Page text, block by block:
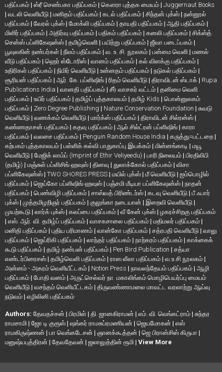
பதிப்பகம் | ஸ்ரீ செண்பகா பதிப்பகம் | கௌரா புத்தக மையம் | Juggernaut Books
| வடலி வெளியீடு | மனிதம் பதிப்பகம் | கடல் பதிப்பகம் | சிந்தன் புக்ஸ் | நன்னூல்
பதிப்பகம் | வேரல் புக்ஸ் | மோக்லி பதிப்பகம் | தாயதி பதிப்பகம் | ஆதி பதிப்பகம் |
மிளிர் பதிப்பகம் | அதிர்வு பதிப்பகம் | பதிகம் பதிப்பகம் | கனலி பதிப்பகம் | சிக்ஸ்த்
சென்ஸ் பப்ளிகேஷன்ஸ் | தமிழ்வெளி | பயிற்று பதிப்பகம் | ஜீவா படைப்பகம் |
பூவுலகின் நண்பர்கள் | நீலம் பதிப்பகம் | வ. உ. சி. நூலகம் | பன்மை வெளி | மணல்
வீடு பதிப்பகம் | ஹெர் ஸ்டோரிஸ் | வானம் பதிப்பகம் | கல் விளக்கு பதிப்பகம் |
உதிரிகள் பதிப்பகம் | நிமிர் வெளியீடு | உன்னதம் பதிப்பகம் | நடுகல் பதிப்பகம் |
சூரியன் பதிப்பகம் | ஆர். கே. பப்ளிஷிங் | ரிதம் வெளியீடு | திராவிடன் ஸ்டாக் | Rupa
Publications India | வானதி பதிப்பகம் | சீர் வாசகர் வட்டம் | தனிமை வெளி
பதிப்பகம் | உயிர் பதிப்பகம் | தமிழ்ப் புத்தகாலயம் | தமிழ் Kids | பொன்னுலகம்
பதிப்பகம் | Zero Degree Publishing | Nature Conservation Foundation | சுவடு
வெளியீடு | வணக்கம் வெளியீடு | மார்க்ஸ் பதிப்பகம் | திராவிடன் சில்ரன்ஸ் |
கண்ணதாசன் பதிப்பகம் | கதவு பதிப்பகம் | ஆல் சில்ட்ரன் பப்ளிஷிங் | காரா
பதிப்பகம் | வலசை பதிப்பகம் | Penguin Random House India | கருத்து=பட்டறை |
கற்பகம் புத்தகாலயம் | பள்ளிக் கல்வி பாதுகாப்பு இயக்கம் | மின்னங்காடி | மயூ
வெளியீடு | மேஜிக் லாம்ப் (Imprint of Ethir Veliyeedu) | பாரி நிலையம் | பிரதிலிபி
(தமிழ்) | மஞ்சுள் பப்ளிசிங் ஹவுஸ் | தினவு | துலாக்கோல் பதிப்பகம் | விசா
பப்ளிகேஷன்ஸ் | TWO SHORES PRESS | மயில் புக்ஸ் | மீ வெளியீடு | ஐம்பொழில்
பதிப்பகம் | ஜெய்கோ பப்ளிஷிங் ஹவுஸ் | பஞ்சமி மீடியா பப்ளிகேஷன்ஸ் | நாதன்
பதிப்பகம் | பெண்விழி பதிப்பகம் | சாஸ்வத் பிரிண்டர்ஸ் | கடவு வெளியீடு | பீ ஃபார்
புக்ஸ் | முத்தமிழறிஞர் பதிப்பகம் | குலுங்கா நடையான் | இறைவி வெளியீடு |
முயற்கூடு | லார்க் புக்ஸ் | கலப்பை பதிப்பகம் | வீ கேன் புக்ஸ் | ழகரச்சிறகு பதிப்பகம்
| எஸ். ஆர். வி. தமிழ்ப் பதிப்பகம் | வாசகசாலை பதிப்பகம் | மதிமலர் பதிப்பகம் |
மனிதி பதிப்பகம் | புதிய பரிமாணம் | வான்கோ பதிப்பகம் | சத்ரபதி வெளியீடு | வாலு
பதிப்பகம் | ஜெய்ரிகி பதிப்பகம் | லாந்தர் பதிப்பகம் | நாற்கரம் பதிப்பகம் | காக்கைக்
கூடு பதிப்பகம் | தமிழ் நண்பன் பதிப்பகம் | Pen Bird Publication | சத்யா
எண்டர்பிரைசஸ் | தமிழ்வெளி பதிப்பகம் | ராஸ லீலா பதிப்பகம் | வ.உ.சி நூலகம் |
அன்னம் - அகரம் வெளியீட்டகம் | Notion Press | நாவலந்தேயம் பதிப்பகம் | ஆழி
பதிப்பகம் | போதி வனம் | அருட்செல்வர் நா. மகாலிங்கம் மொழிபெயர்ப்பு மையம்
வெளியீடு | வசந்தம் வெளியீட்டகம் | திருவண்ணாமலை மாவட்ட வரலாற்று ஆய்வு
நடுவம் | எழிலினி பதிப்பகம்
Authors: தேவதச்சன் | பிரமிள் | தி. ஜானகிராமன் | எம். வி. வெங்கட்ராம் | சுந்தர
ராமசாமி | ஜோ டி குரூஸ் | ஷங்கர் ராமசுப்ரமணியன் | ஜெயமோகன் | எஸ்
ராமகிருஷ்ணன் | பா வெங்கடேசன் | ஞானக்கூத்தன் | ஜெ பிரான்சிஸ் கிருபா |
மனுஷ்யபுத்திரன் | தேவதேவன் | ஜலாலுத்தின் ரூமி | View More